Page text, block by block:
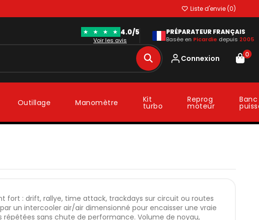
Liste d'envie (0)
★ ★ ★ ★ 4.0/5
Voir les avis
PRÉPARATEUR FRANÇAIS
Basée en Picardie depuis 2005
Connexion 0
Outillage Manomètre Kit
turbo
Reprog
moteur
fort : drift, rallye, time attack, trackdays sur circuit ou routes
un intercooler air/air dimensionné pour encaisser une vraie
sans chute de performance. Volume de noyau,